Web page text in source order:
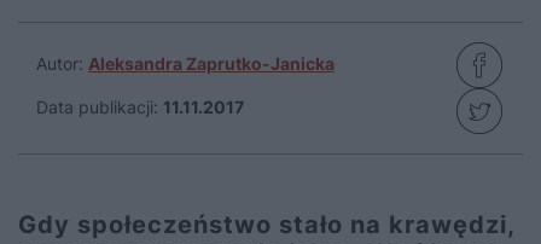
Autor: Aleksandra Zaprutko-Janicka
Data publikacji: 11.11.2017
Gdy społeczeństwo stało na krawędzi,